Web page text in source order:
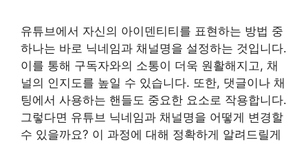
유튜브에서 자신의 아이덴티티를 표현하는 방법 중
하나는 바로 닉네임과 채널명을 설정하는 것입니다.
이를 통해 구독자와의 소통이 더욱 원활해지고, 채
널의 인지도를 높일 수 있습니다. 또한, 댓글이나 채
팅에서 사용하는 핸들도 중요한 요소로 작용합니다.
그렇다면 유튜브 닉네임과 채널명을 어떻게 변경할
수 있을까요? 이 과정에 대해 정확하게 알려드릴게